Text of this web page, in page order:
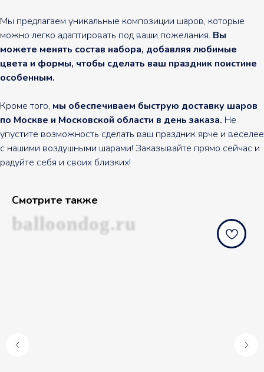
Мы предлагаем уникальные композиции шаров, которые
можно легко адаптировать под ваши пожелания. Вы
можете менять состав набора, добавляя любимые
цвета и формы, чтобы сделать ваш праздник поистине
особенным.
Кроме того, мы обеспечиваем быструю доставку шаров
по Москве и Московской области в день заказа. Не
упустите возможность сделать ваш праздник ярче и веселее
с нашими воздушными шарами! Заказывайте прямо сейчас и
радуйте себя и своих близких!
Смотрите также
balloondog.ru